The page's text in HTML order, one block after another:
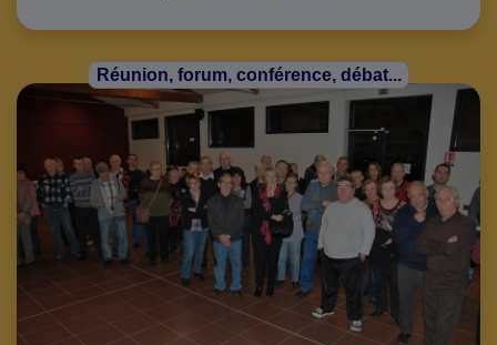
Réunion, forum, conférence, débat...